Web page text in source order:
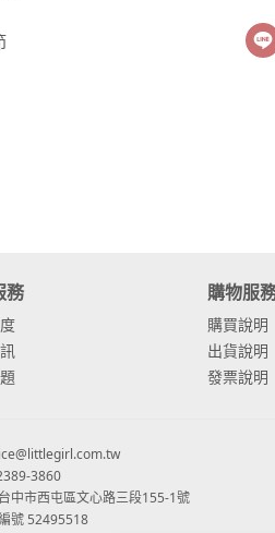
⧸大理花
球花
球花
球花
⧸木滿天星
⧸東方黑種
務 購物服
購買說明
出貨說明
發票說明
3860
中市西屯區文心路三段155-1號
號 52495518